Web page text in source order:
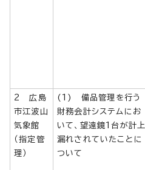
2 広島
市江波山
気象館
（指定管
理）
(1) 備品管理を行う
財務会計システムにお
いて、望遠鏡1台が計上
漏れされていたことに
ついて